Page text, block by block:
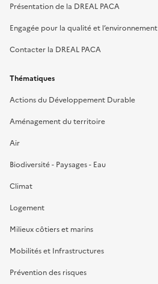
Présentation de la DREAL PACA
Engagée pour la qualité et l’environnement
Contacter la DREAL PACA
Thématiques
Actions du Développement Durable
Aménagement du territoire
Air
Biodiversité - Paysages - Eau
Climat
Logement
Milieux côtiers et marins
Mobilités et Infrastructures
Prévention des risques